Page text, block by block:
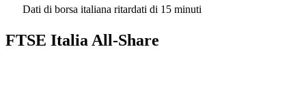
Dati di borsa italiana ritardati di 15 minuti
FTSE Italia All-Share